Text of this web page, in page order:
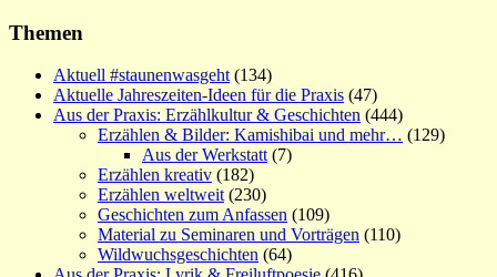
Themen
Aktuell #staunenwasgeht (134)
Aktuelle Jahreszeiten-Ideen für die Praxis (47)
Aus der Praxis: Erzählkultur & Geschichten (444)
Erzählen & Bilder: Kamishibai und mehr… (129)
Aus der Werkstatt (7)
Erzählen kreativ (182)
Erzählen weltweit (230)
Geschichten zum Anfassen (109)
Material zu Seminaren und Vorträgen (110)
Wildwuchsgeschichten (64)